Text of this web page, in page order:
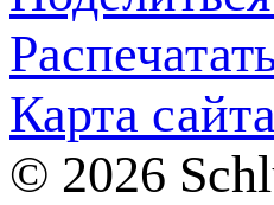
Карта сайта
© 2026